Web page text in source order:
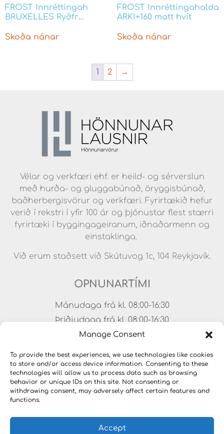
Manage Consent
To provide the best experiences, we use technologies like cookies
to store and/or access device information. Consenting to these
technologies will allow us to process data such as browsing
behavior or unique IDs on this site. Not consenting or
withdrawing consent, may adversely affect certain features and
functions.
Accept
FROST Innréttingah
BRUXELLES Ryðfr
Skoða nánar
FROST Innréttingahalda
ARKI+160 matt hvít
Skoða nánar
1 2 →
Vélar og verkfæri ehf. er heild- og sérverslun
með hurða- og gluggabúnað, öryggisbúnað,
baðherbergisvörur og verkfæri. Fyrirtækið hefur
verið í rekstri í yfir 100 ár og þjónustar flest stærri
fyrirtæki í byggingageiranum, iðnaðarmenn og
einstaklinga.
Við erum staðsett við Skútuvog 1c, 104 Reykjavík.
OPNUNARTÍMI
Mánudaga frá kl. 08:00-16:30
Þriðjudaga frá kl. 08:00-16:30
Miðvikudaga frá kl. 08:00-16:30
Föstudaga frá kl. 08:00-15:00
Lokað um helgar